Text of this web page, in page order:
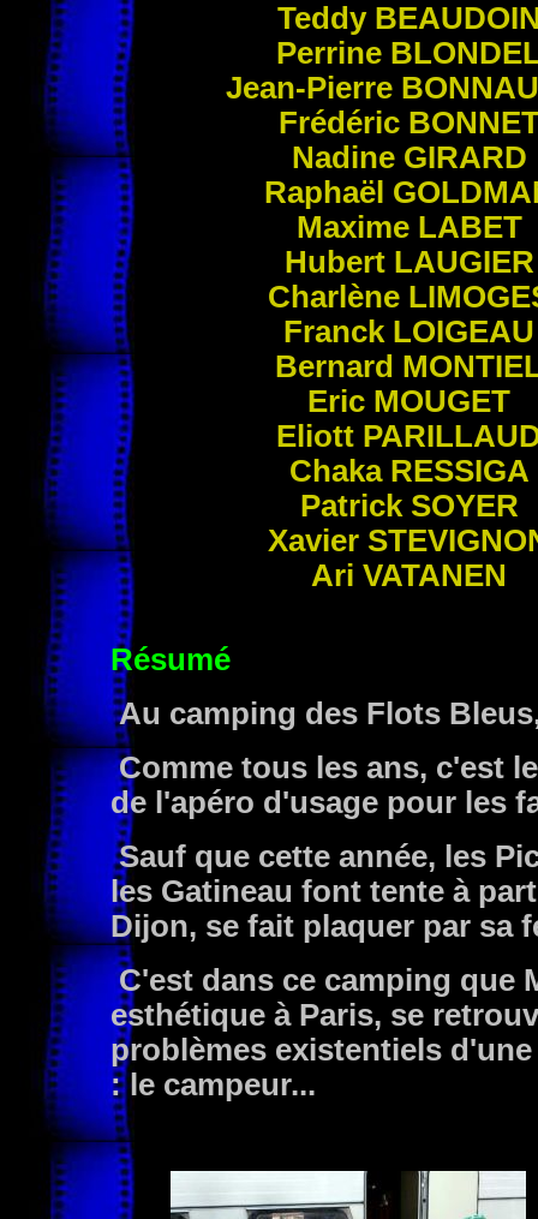
Teddy
Perrine
Jean-Pierre
Frédéric
Nadine GIRARD
Raphaël
Maxime LABET
Hubert LAUGIER
Charlène
Franck LOIGEAU
Bernard
Eric MOUGET
Eliott
Chaka RESSIGA
Patrick SOYER
Xavier
Ari VATANEN
Résumé
Au camping des Flots
Comme tous les ans, c'est
de l'apéro d'usage pour les
Sauf que cette année, les
les Gatineau font tente à
Dijon, se fait plaquer par sa
C'est dans ce camping que
esthétique à Paris, se
problèmes existentiels
: le campeur...